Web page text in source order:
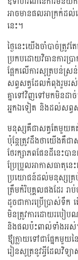
អាចមានផលអាក្រក់ដល់
នេះ។
ថ្ងៃនេះយើងចាំបាច់ត្រូ
ប្រកបដោយវិធានការប្រ
ផ្អែកលើការសូត្របន់
សព្វសត្វដែលកំពុងរួមរស់
គ្នាទៅវិញទៅមកមិនដា
អ្នកឯទៀត និងដល់សព្វ
មនុស្សគឺជាសត្វតែមួយគ
ប៉ុន្តែត្រូវដឹងថាយើងគឺជ
ថែរក្សាភពផែនដីនេះ
ប្រែប្រួលអាកាសធាតុនេ
ប្រយោជន៍ដល់មនុស្សគ្រប់រូ
ត្រឹមកំរិបុគ្គលផងដែរ រ
ដូចជាការប្រើប្រាស់
មិនត្រូវការដោយរបៀប
និងផលប៉ះពាល់ទាំងអស់។
ឳ្យក្លាយទៅជាផ្នែកមួយន
រៀនសូត្រនូវអ្វីដែលវិទ្យ